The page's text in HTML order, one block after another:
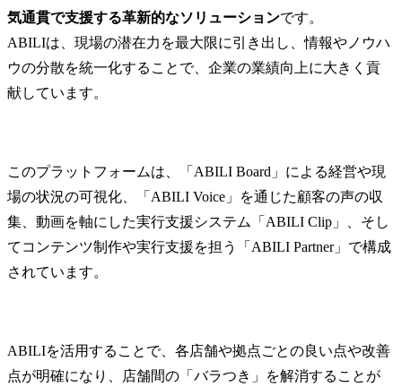
してABILIプロダクトやサ
ービスの課題発見、改善
提案
織の強化に向けた業務プ
ロダクトへのフィードバ
ックを踏まえたプロダク
ト開発チームとの連携
・セールスプロセス改善
を目的としたセールスチ
ームとの連携
もご覧ください。
（ClipLine社note）
気通貫で支援する革新的なソリューションです。
ABILIは、現場の潜在力を最大限に引き出し、情報やノウハ
ウの分散を統一化することで、企業の業績向上に大きく貢
献しています。
このプラットフォームは、「ABILI Board」による経営や現
場の状況の可視化、「ABILI Voice」を通じた顧客の声の収
集、動画を軸にした実行支援システム「ABILI Clip」、そし
てコンテンツ制作や実行支援を担う「ABILI Partner」で構成
されています。
ABILIを活用することで、各店舗や拠点ごとの良い点や改善
点が明確になり、店舗間の「バラつき」を解消することが